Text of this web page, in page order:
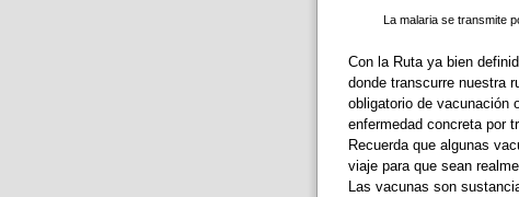
La malaria se transmite
Con la Ruta ya bien
donde transcurre nuestra
obligatorio de vacunación
enfermedad concreta por
Recuerda que algunas
viaje para que sean
Las vacunas son